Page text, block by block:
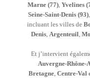
Marne (77) Yvelines
Seine-Saint-Denis (93),
incluant les villes de
Denis, Argenteuil
Et j’intervient
Auvergne-Rhône-
Bretagne, Centre-Val